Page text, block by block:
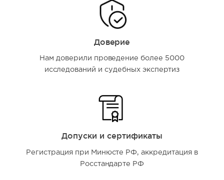
Доверие
Нам доверили проведение более 5000
исследований и судебных экспертиз
Допуски и сертификаты
Регистрация при Минюсте РФ, аккредитация в
Росстандарте РФ